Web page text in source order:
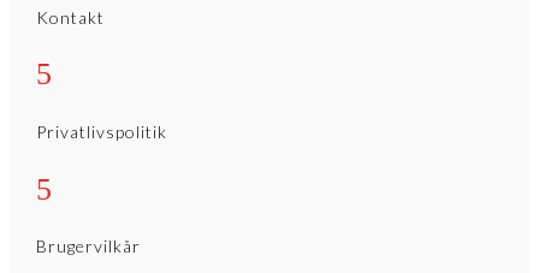
Kontakt
5
Privatlivspolitik
5
Brugervilkår